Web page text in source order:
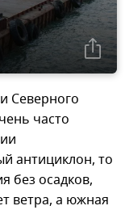
Северного
часто
антициклон, то
без осадков,
ветра, а южная